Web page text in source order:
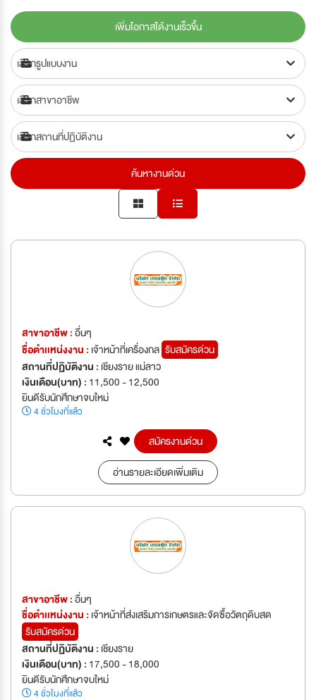
เพิ่มโอกาสได้งานเร็วขึ้น
ค้นหางานด่วน
สาขาอาชีพ :อื่นๆ
ชื่อตำเเหน่งงาน : เจ้าหน้าที่เครื่องกล รับสมัครด่วน
สถานที่ปฏิบัติงาน : เชียงราย แม่ลาว
เงินเดือน(บาท) : 11,500 - 12,500
ยินดีรับนักศึกษาจบใหม่
4 ชั่วโมงที่แล้ว
สมัครงานด่วน
อ่านรายละเอียดเพิ่มเติม
สาขาอาชีพ :อื่นๆ
ชื่อตำเเหน่งงาน : เจ้าหน้าที่ส่งเสริมการเกษตรและจัดซื้อวัตถุดิบสด
รับสมัครด่วน
สถานที่ปฏิบัติงาน : เชียงราย
เงินเดือน(บาท) : 17,500 - 18,000
ยินดีรับนักศึกษาจบใหม่
4 ชั่วโมงที่แล้ว